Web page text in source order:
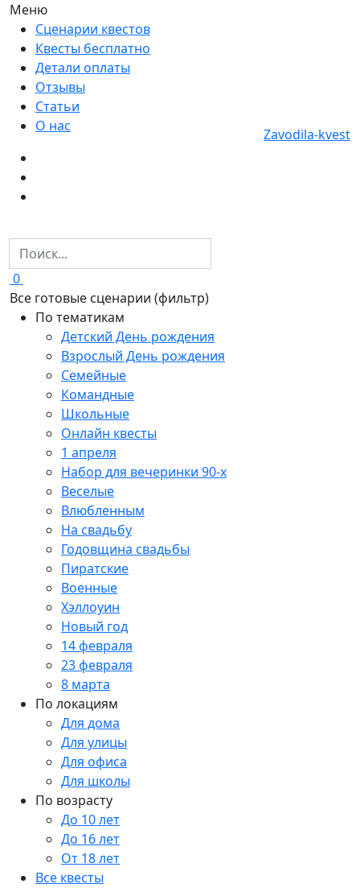
Меню
Сценарии квестов
Квесты бесплатно
Детали оплаты
Отзывы
Статьи
О нас
Zavodila-kvest
0
Все готовые сценарии (фильтр)
По тематикам
Детский День рождения
Взрослый День рождения
Семейные
Командные
Школьные
Онлайн квесты
1 апреля
Набор для вечеринки 90-х
Веселые
Влюбленным
На свадьбу
Годовщина свадьбы
Пиратские
Военные
Хэллоуин
Новый год
14 февраля
23 февраля
8 марта
По локациям
Для дома
Для улицы
Для офиса
Для школы
По возрасту
До 10 лет
До 16 лет
От 18 лет
Все квесты